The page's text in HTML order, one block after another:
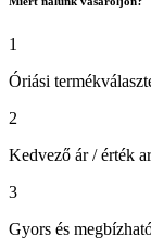
1
Óriási
2
Kedvező ár / érték
3
Gyors és